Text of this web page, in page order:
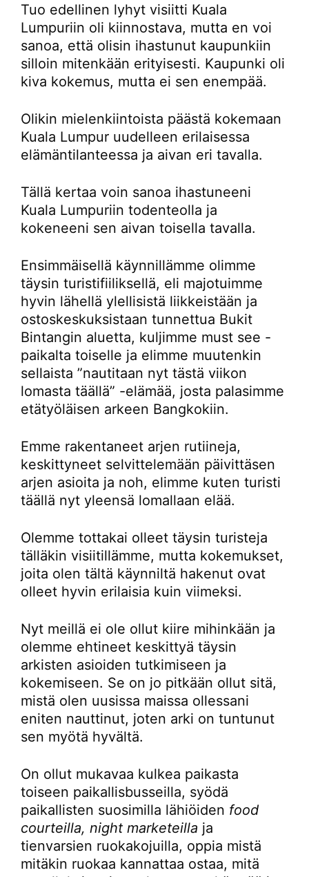
Tuo edellinen lyhyt visiitti Kuala
Lumpuriin oli kiinnostava, mutta en voi
sanoa, että olisin ihastunut kaupunkiin
silloin mitenkään erityisesti. Kaupunki oli
kiva kokemus, mutta ei sen enempää.
Olikin mielenkiintoista päästä kokemaan
Kuala Lumpur uudelleen erilaisessa
elämäntilanteessa ja aivan eri tavalla.
Tällä kertaa voin sanoa ihastuneeni
Kuala Lumpuriin todenteolla ja
kokeneeni sen aivan toisella tavalla.
Ensimmäisellä käynnillämme olimme
täysin turistifiiliksellä, eli majotuimme
hyvin lähellä ylellisistä liikkeistään ja
ostoskeskuksistaan tunnettua Bukit
Bintangin aluetta, kuljimme must see -
paikalta toiselle ja elimme muutenkin
sellaista ”nautitaan nyt tästä viikon
lomasta täällä” -elämää, josta palasimme
etätyöläisen arkeen Bangkokiin.
Emme rakentaneet arjen rutiineja,
keskittyneet selvittelemään päivittäsen
arjen asioita ja noh, elimme kuten turisti
täällä nyt yleensä lomallaan elää.
Olemme tottakai olleet täysin turisteja
tälläkin visiitillämme, mutta kokemukset,
joita olen tältä käynniltä hakenut ovat
olleet hyvin erilaisia kuin viimeksi.
Nyt meillä ei ole ollut kiire mihinkään ja
olemme ehtineet keskittyä täysin
arkisten asioiden tutkimiseen ja
kokemiseen. Se on jo pitkään ollut sitä,
mistä olen uusissa maissa ollessani
eniten nauttinut, joten arki on tuntunut
sen myötä hyvältä.
On ollut mukavaa kulkea paikasta
toiseen paikallisbusseilla, syödä
paikallisten suosimilla lähiöiden food
courteilla, night marketeilla ja
tienvarsien ruokakojuilla, oppia mistä
mitäkin ruokaa kannattaa ostaa, mitä